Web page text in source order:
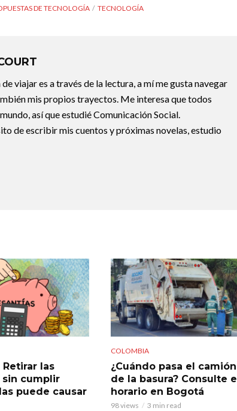
DE TECNOLOGÍA TECNOLOGÍA
viajar es a través de la lectura, a mí me gusta navegar
mis propios trayectos. Me interesa que todos
así que estudié Comunicación Social.
de escribir mis cuentos y próximas novelas, estudio
Retirar las
sin cumplir
puede causar
COLOMBIA
¿Cuándo pasa el camión
de la basura? Consulte el
horario en Bogotá
98 views 3 min read